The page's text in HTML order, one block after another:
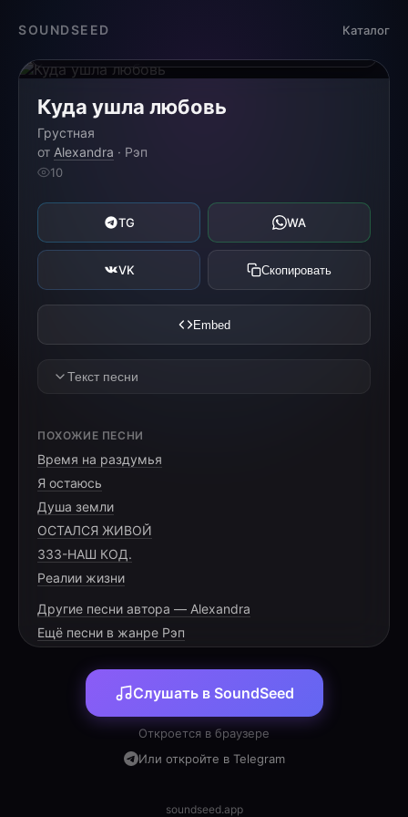
SOUNDSEED Каталог
Куда ушла любовь
Грустная
от Alexandra · Рэп
10
TG WA
VK Скопировать
Embed
Текст песни
Дождь по лицу, или это всё слёзы?
Звери внутри разрывают серьёзно.
Шаг в темноту, где не видно финала,
Иду сквозь потоки, одежда промокла,
В груди тишина, разбиты все стёкла.
Дикие звери вонзают здесь когти,
Вместо воды — только горечь и дёготь.
Кровь или дождь — уже не разобрать,
ПОХОЖИЕ ПЕСНИ
Время на раздумья
Я остаюсь
Душа земли
ОСТАЛСЯ ЖИВОЙ
333-НАШ КОД.
Реалии жизни
Другие песни автора — Alexandra
Ещё песни в жанре Рэп
Слушать в SoundSeed
Откроется в браузере
Или откройте в Telegram
soundseed.app